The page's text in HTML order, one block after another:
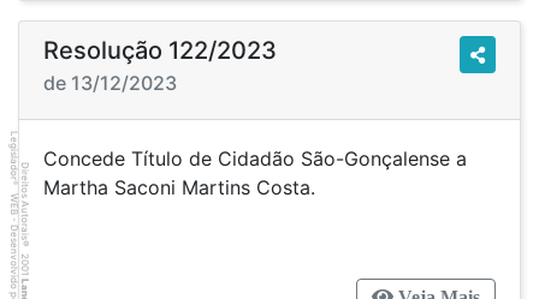
Resolução 122/2023
de 13/12/2023
Concede Título de Cidadão São-Gonçalense a
Martha Saconi Martins Costa.
Direitos Autorais
©
2001
Legislador
®
WEB - Desenvolvido por